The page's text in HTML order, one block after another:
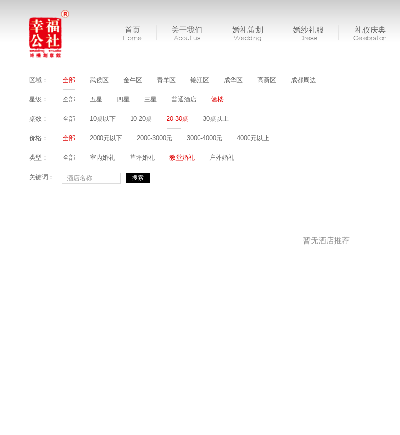
首页
Home
关于我们
About us
婚礼策划
Wedding
婚纱礼服
Dress
礼仪庆典
Celebration
区域： 全部 武侯区 金牛区 青羊区 锦江区 成华区 高新区 成都周边
星级： 全部 五星 四星 三星 普通酒店 酒楼
桌数： 全部 10桌以下 10-20桌 20-30桌 30桌以上
价格： 全部 2000元以下 2000-3000元 3000-4000元 4000元以上
类型： 全部 室内婚礼 草坪婚礼 教堂婚礼 户外婚礼
关键词：
暂无酒店推荐